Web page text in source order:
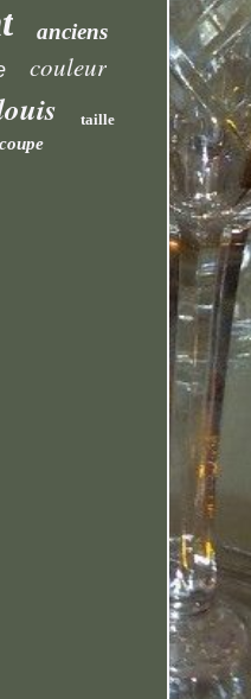
anciens
couleur
taille
coupe